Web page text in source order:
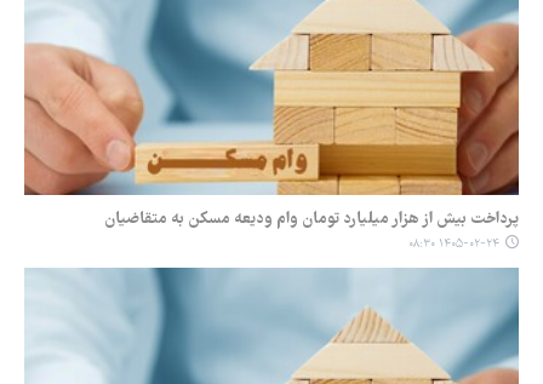
پرداخت بیش از هزار میلیارد تومان وام ودیعه مسکن به متقاضیان
۱۴۰۵-۰۲-۲۴ ۰۸:۳۰